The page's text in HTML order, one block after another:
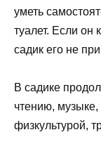
уметь
туалет. Если он
садик его не
В садике
чтению,
физкультурой,